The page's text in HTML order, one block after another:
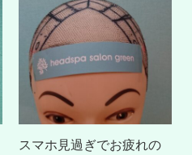
スマホ見過ぎでお疲れの